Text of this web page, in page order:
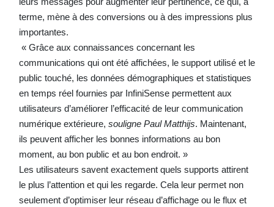
terme, mène à des conversions ou à des impressions plus
importantes.
« Grâce aux connaissances concernant les
communications qui ont été affichées, le support utilisé et le
public touché, les données démographiques et statistiques
en temps réel fournies par InfiniSense permettent aux
utilisateurs d’améliorer l’efficacité de leur communication
numérique extérieure, souligne Paul Matthijs. Maintenant,
ils peuvent afficher les bonnes informations au bon
moment, au bon public et au bon endroit. »
Les utilisateurs savent exactement quels supports attirent
le plus l’attention et qui les regarde. Cela leur permet non
seulement d’optimiser leur réseau d’affichage ou le flux et